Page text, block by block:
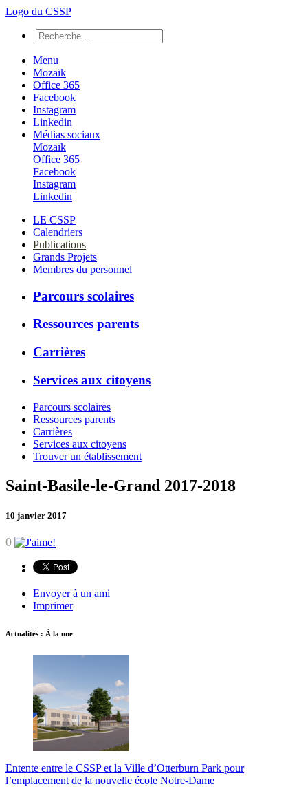
Logo du CSSP
Menu
Mozaïk
Office 365
Facebook
Instagram
Linkedin
Médias sociaux
Mozaïk
Office 365
Facebook
Instagram
Linkedin
LE CSSP
Calendriers
Publications
Grands Projets
Membres du personnel
Parcours scolaires
Ressources parents
Carrières
Services aux citoyens
Parcours scolaires
Ressources parents
Carrières
Services aux citoyens
Trouver un établissement
Saint-Basile-le-Grand 2017-2018
10 janvier 2017
0
Envoyer à un ami
Imprimer
Actualités : À la une
Entente entre le CSSP et la Ville d’Otterburn Park pour
l’emplacement de la nouvelle école Notre-Dame